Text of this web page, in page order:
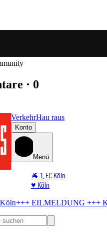
· 0
VerkehrHau raus
Konto
Menü
🐐 1. FC Köln
♥️ Köln
🏆 Sport
+++Keine Verletzten